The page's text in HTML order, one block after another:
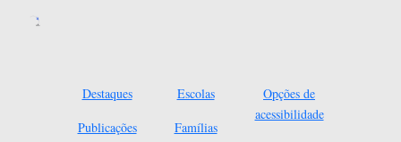
Destaques
Publicações
Escolas
Famílias
Opções de
acessibilidade